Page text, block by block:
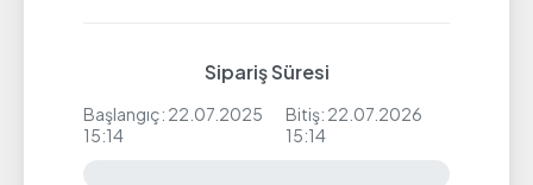
Sipariş Süresi
Başlangıç: 22.07.2025
15:14
Bitiş: 22.07.2026
15:14